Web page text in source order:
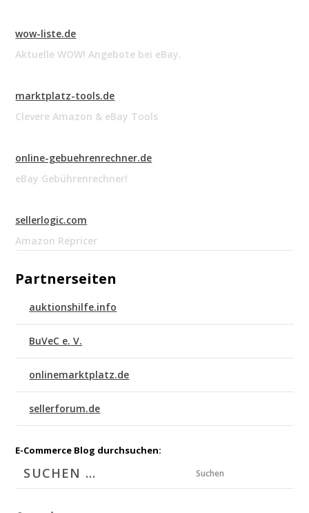
wow-liste.de
Aktuelle WOW! Angebote bei eBay.
marktplatz-tools.de
Clevere Amazon & eBay Tools
online-gebuehrenrechner.de
eBay Gebührenrechner!
sellerlogic.com
Amazon Repricer
Partnerseiten
auktionshilfe.info
BuVeC e. V.
onlinemarktplatz.de
sellerforum.de
E-Commerce Blog durchsuchen:
Suchen